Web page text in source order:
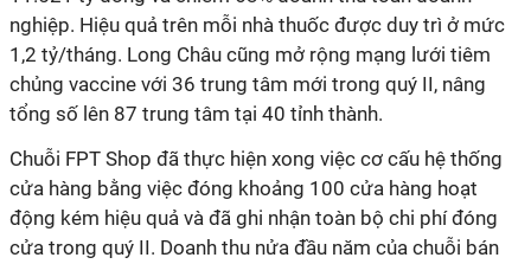
nghiệp. Hiệu quả trên mỗi nhà thuốc được duy trì ở mức
1,2 tỷ/tháng. Long Châu cũng mở rộng mạng lưới tiêm
chủng vaccine với 36 trung tâm mới trong quý II, nâng
tổng số lên 87 trung tâm tại 40 tỉnh thành.
Chuỗi FPT Shop đã thực hiện xong việc cơ cấu hệ thống
cửa hàng bằng việc đóng khoảng 100 cửa hàng hoạt
động kém hiệu quả và đã ghi nhận toàn bộ chi phí đóng
cửa trong quý II. Doanh thu nửa đầu năm của chuỗi bán